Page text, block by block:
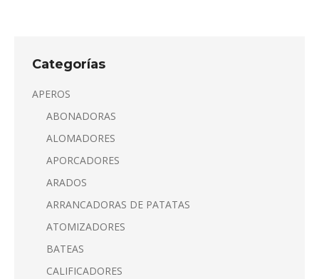
Categorías
APEROS
ABONADORAS
ALOMADORES
APORCADORES
ARADOS
ARRANCADORAS DE PATATAS
ATOMIZADORES
BATEAS
CALIFICADORES